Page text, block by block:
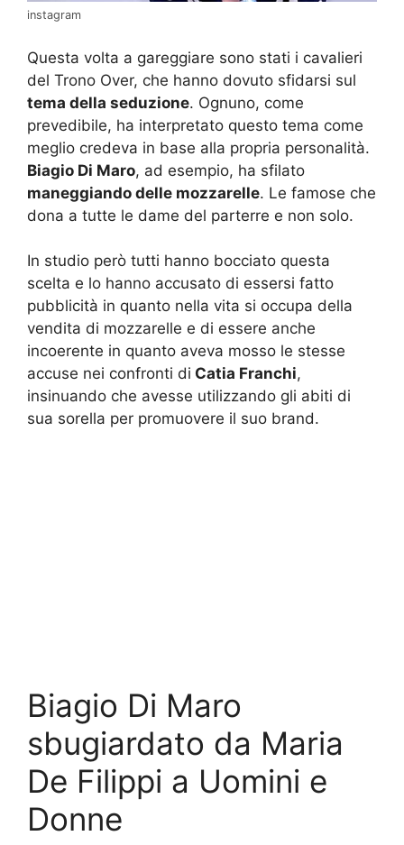
instagram
Questa volta a gareggiare sono stati i cavalieri
del Trono Over, che hanno dovuto sfidarsi sul
tema della seduzione. Ognuno, come
prevedibile, ha interpretato questo tema come
meglio credeva in base alla propria personalità.
Biagio Di Maro, ad esempio, ha sfilato
maneggiando delle mozzarelle. Le famose che
dona a tutte le dame del parterre e non solo.
In studio però tutti hanno bocciato questa
scelta e lo hanno accusato di essersi fatto
pubblicità in quanto nella vita si occupa della
vendita di mozzarelle e di essere anche
incoerente in quanto aveva mosso le stesse
accuse nei confronti di Catia Franchi,
insinuando che avesse utilizzando gli abiti di
sua sorella per promuovere il suo brand.
Biagio Di Maro
sbugiardato da Maria
De Filippi a Uomini e
Donne